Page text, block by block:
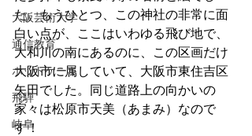
大阪芸術大学
通信教育
ホットケーキ
飛騨
岐阜
た。もうひとつ、この神社の非常に面
白い点が、ここはいわゆる飛び地で、
大和川の南にあるのに、この区画だけ
大阪市に属していて、大阪市東住吉区
矢田でした。同じ道路上の向かいの
家々は松原市天美（あまみ）なので
す！